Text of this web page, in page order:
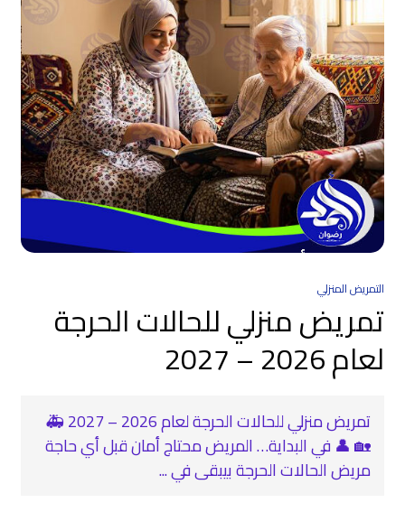
التمريض المنزلي
تمريض منزلي للحالات الحرجة
لعام 2026 – 2027
تمريض منزلي للحالات الحرجة لعام 2026 – 2027 🚑
🏡 👤 في البداية… المريض محتاج أمان قبل أي حاجة
مريض الحالات الحرجة بيبقى في ...